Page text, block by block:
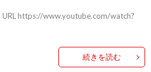
URL https://www.youtube.com/watch?
続きを読む